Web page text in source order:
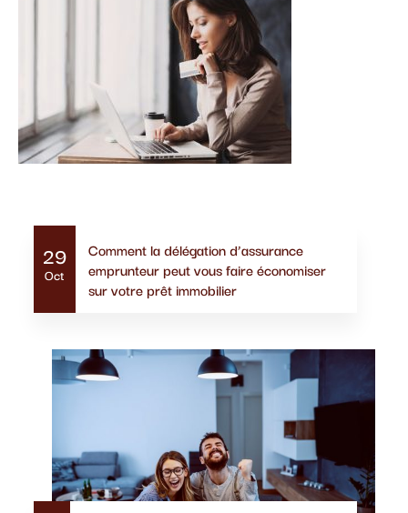
Actualités similaires
29
Oct
Comment la délégation d’assurance
emprunteur peut vous faire économiser
sur votre prêt immobilier